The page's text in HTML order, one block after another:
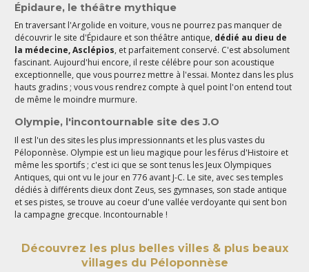
Épidaure, le théâtre mythique
En traversant l'Argolide en voiture, vous ne pourrez pas manquer de
découvrir le site d'Épidaure et son théâtre antique, dédié au dieu de
la médecine, Asclépios, et parfaitement conservé. C'est absolument
fascinant. Aujourd'hui encore, il reste célébre pour son acoustique
exceptionnelle, que vous pourrez mettre à l'essai. Montez dans les plus
hauts gradins ; vous vous rendrez compte à quel point l'on entend tout
de même le moindre murmure.
Olympie, l'incontournable site des J.O
Il est l'un des sites les plus impressionnants et les plus vastes du
Péloponnèse. Olympie est un lieu magique pour les férus d'Histoire et
même les sportifs ; c'est ici que se sont tenus les Jeux Olympiques
Antiques, qui ont vu le jour en 776 avant J-C. Le site, avec ses temples
dédiés à différents dieux dont Zeus, ses gymnases, son stade antique
et ses pistes, se trouve au coeur d'une vallée verdoyante qui sent bon
la campagne grecque. Incontournable !
Découvrez les plus belles villes & plus beaux
villages du Péloponnèse